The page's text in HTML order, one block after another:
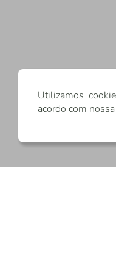
Utilizamos
acordo com nossa